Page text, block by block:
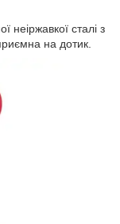
неіржавкої сталі з
на дотик.